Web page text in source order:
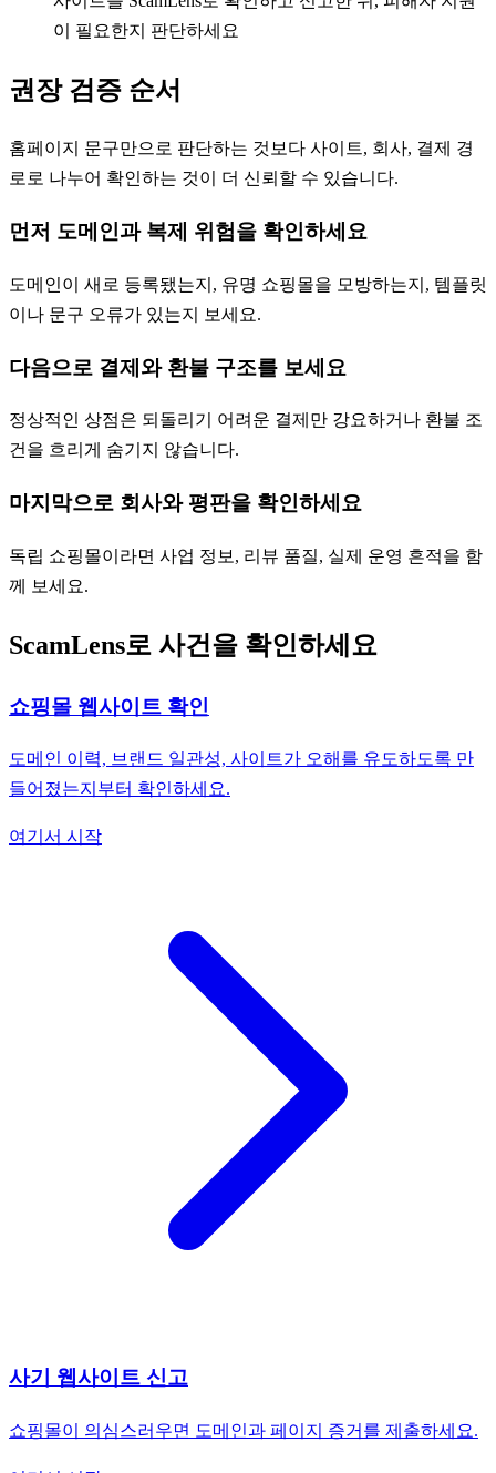
이 필요한지 판단하세요
권장 검증 순서
홈페이지 문구만으로 판단하는 것보다 사이트, 회사, 결제 경
로로 나누어 확인하는 것이 더 신뢰할 수 있습니다.
먼저 도메인과 복제 위험을 확인하세요
도메인이 새로 등록됐는지, 유명 쇼핑몰을 모방하는지, 템플릿
이나 문구 오류가 있는지 보세요.
다음으로 결제와 환불 구조를 보세요
정상적인 상점은 되돌리기 어려운 결제만 강요하거나 환불 조
건을 흐리게 숨기지 않습니다.
마지막으로 회사와 평판을 확인하세요
독립 쇼핑몰이라면 사업 정보, 리뷰 품질, 실제 운영 흔적을 함
께 보세요.
ScamLens로 사건을 확인하세요
쇼핑몰 웹사이트 확인
도메인 이력, 브랜드 일관성, 사이트가 오해를 유도하도록 만
들어졌는지부터 확인하세요.
여기서 시작
사기 웹사이트 신고
쇼핑몰이 의심스러우면 도메인과 페이지 증거를 제출하세요.